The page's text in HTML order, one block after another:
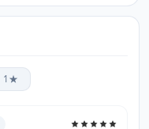
1★